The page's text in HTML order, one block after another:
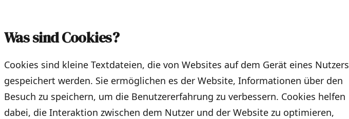
Was sind Cookies?
Cookies sind kleine Textdateien, die von Websites auf dem Gerät eines Nutzers
gespeichert werden. Sie ermöglichen es der Website, Informationen über den
Besuch zu speichern, um die Benutzererfahrung zu verbessern. Cookies helfen
dabei, die Interaktion zwischen dem Nutzer und der Website zu optimieren,